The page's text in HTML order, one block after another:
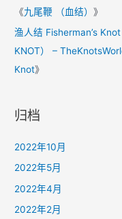
《九尾鞭 （血结）》
渔人结 Fisherman’s
KNOT） –
Knot》
归档
2022年10月
2022年5月
2022年4月
2022年2月